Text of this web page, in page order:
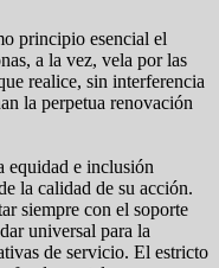
principio esencial el
a la vez, vela por las
realice, sin interferencia
la perpetua renovación
equidad e inclusión
la calidad de su acción.
siempre con el soporte
universal para la
de servicio. El estricto